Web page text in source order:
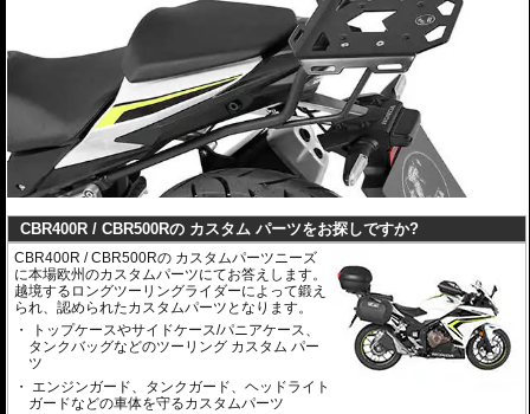
CBR400R / CBR500Rの カスタム パーツをお探しですか?
CBR400R / CBR500Rの カスタムパーツニーズ
に本場欧州のカスタムパーツにてお答えします。
越境するロングツーリングライダーによって鍛え
られ、認められたカスタムパーツとなります。
トップケースやサイドケース/パニアケース、
タンクバッグなどのツーリング カスタム パー
ツ
エンジンガード、タンクガード、ヘッドライト
ガードなどの車体を守るカスタムパーツ